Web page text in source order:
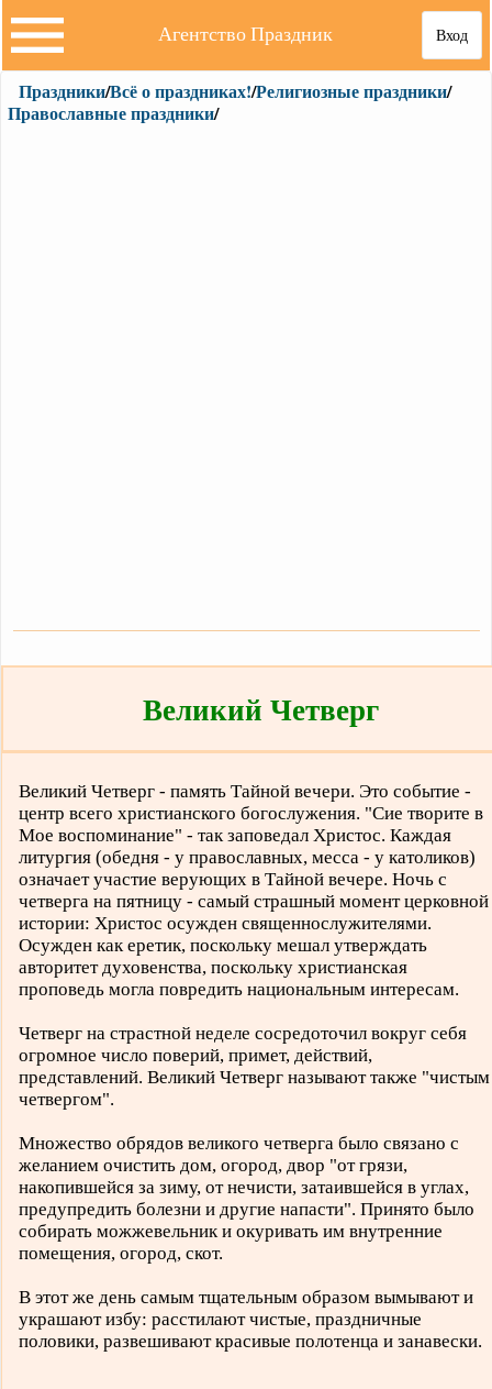
Вход
Агентство Праздник
Праздники/Всё о праздниках!/Религиозные праздники/
Православные праздники/
Великий Четверг
Великий Четверг - память Тайной вечери. Это событие -
центр всего христианского богослужения. "Сие творите в
Мое воспоминание" - так заповедал Христос. Каждая
литургия (обедня - у православных, месса - у католиков)
означает участие верующих в Тайной вечере. Ночь с
четверга на пятницу - самый страшный момент церковной
истории: Христос осужден священнослужителями.
Осужден как еретик, поскольку мешал утверждать
авторитет духовенства, поскольку христианская
проповедь могла повредить национальным интересам.
Четверг на страстной неделе сосредоточил вокруг себя
огромное число поверий, примет, действий,
представлений. Великий Четверг называют также "чистым
четвергом".
Множество обрядов великого четверга было связано с
желанием очистить дом, огород, двор "от грязи,
накопившейся за зиму, от нечисти, затаившейся в углах,
предупредить болезни и другие напасти". Принято было
собирать можжевельник и окуривать им внутренние
помещения, огород, скот.
В этот же день самым тщательным образом вымывают и
украшают избу: расстилают чистые, праздничные
половики, развешивают красивые полотенца и занавески.